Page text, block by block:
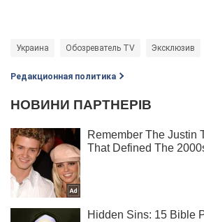
Украина Обозреватель TV Эксклюзив
Редакционная политика